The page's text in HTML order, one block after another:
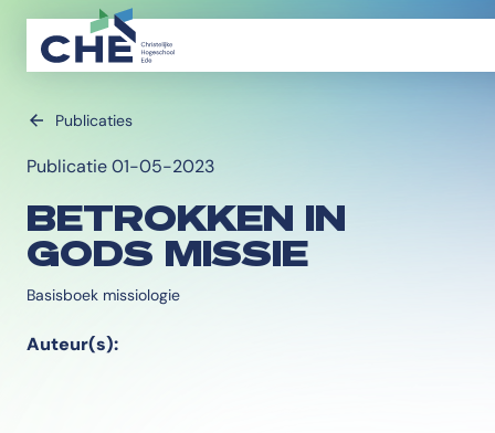
Publicaties
Publicatie 01-05-2023
BETROKKEN IN
GODS MISSIE
Basisboek missiologie
Auteur(s):